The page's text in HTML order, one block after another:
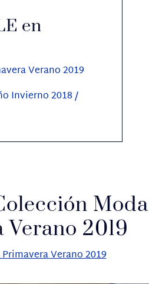
en
Verano 2019
Invierno 2018 /
Moda
Verano 2019
Verano 2019